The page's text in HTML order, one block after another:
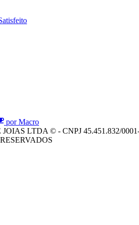
por Macro
LTDA © - CNPJ 45.451.832/